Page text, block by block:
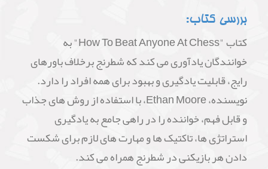
بررسی کتاب:
کتاب "How To Beat Anyone At Chess" به
خوانندگان یادآوری می کند که شطرنج برخلاف باورهای
رایج، قابلیت یادگیری و بهبود برای همه افراد را دارد.
نویسنده، Ethan Moore، با استفاده از روش های جذاب
و قابل فهم، خواننده را در راهی جامع به یادگیری
استراتژی ها، تاکتیک ها و مهارت های لازم برای شکست
دادن هر بازیکنی در شطرنج همراه می کند.